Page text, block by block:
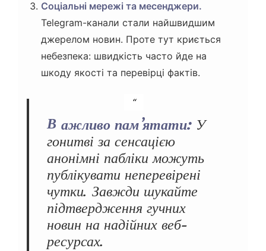
Соціальні мережі та месенджери.
Telegram-канали стали найшвидшим
джерелом новин. Проте тут криється
небезпека: швидкість часто йде на
шкоду якості та перевірці фактів.
Важливо пам’ятати: У
гонитві за сенсацією
анонімні пабліки можуть
публікувати неперевірені
чутки. Завжди шукайте
підтвердження гучних
новин на надійних веб-
ресурсах.